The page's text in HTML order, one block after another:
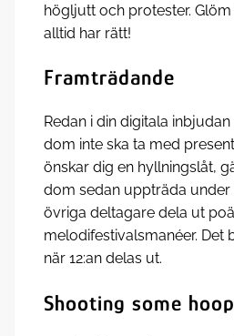
högljutt och protester.
alltid har rätt!
Framträdande
Redan i din digitala
dom inte ska ta med
önskar dig en hyllningslåt,
dom sedan uppträda under
övriga deltagare dela ut
melodifestivalsmanéer. Det
när 12:an delas ut.
Shooting some